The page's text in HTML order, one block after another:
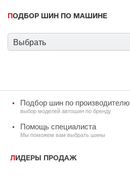
ПОДБОР ШИН ПО МАШИНЕ
Выбрать
Подбор шин по производителю
выбор моделей автошин по бренду
Помощь специалиста
Мы поможем вам выбрать шины
ЛИДЕРЫ ПРОДАЖ